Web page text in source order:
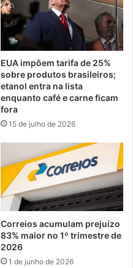
EUA impõem tarifa de 25%
sobre produtos brasileiros;
etanol entra na lista
enquanto café e carne ficam
fora
15 de julho de 2026
Correios acumulam prejuízo
83% maior no 1º trimestre de
2026
1 de junho de 2026